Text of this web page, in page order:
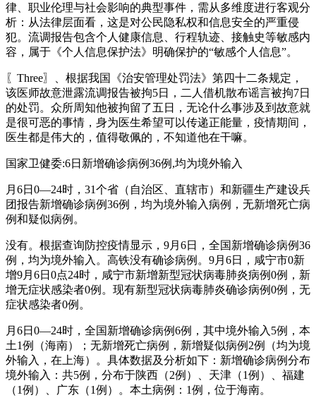
律、职业伦理与社会影响的典型事件，需从多维度进行客观分
析：从法律层面看，这是对公民隐私权和信息安全的严重侵
犯。流调报告包含个人健康信息、行程轨迹、接触史等敏感内
容，属于《个人信息保护法》明确保护的“敏感个人信息”。
〖Three〗、根据我国《治安管理处罚法》第四十二条规定，
该医师故意泄露流调报告被拘5日，二人借机散布谣言被拘7日
的处罚。众所周知他被拘留了五日，无论什么事涉及到故意就
是很可恶的事情，身为医生希望可以传递正能量，疫情期间，
医生都是伟大的，值得敬佩的，不知道他在干嘛。
国家卫健委:6日新增确诊病例36例,均为境外输入
月6日0—24时，31个省（自治区、直辖市）和新疆生产建设兵
团报告新增确诊病例36例，均为境外输入病例，无新增死亡病
例和疑似病例。
没有。根据查询防控疫情显示，9月6日，全国新增确诊病例36
例，均为境外输入。高铁没有确诊病例。9月6日，咸宁市0新
增9月6日0点24时，咸宁市新增新型冠状病毒肺炎病例0例，新
增无症状感染者0例。现有新型冠状病毒肺炎确诊病例0例，无
症状感染者0例。
月6日0—24时，全国新增确诊病例6例，其中境外输入5例，本
土1例（海南）；无新增死亡病例，新增疑似病例2例（均为境
外输入，在上海）。具体数据及分析如下：新增确诊病例分布
境外输入：共5例，分布于陕西（2例）、天津（1例）、福建
（1例）、广东（1例）。本土病例：1例，位于海南。